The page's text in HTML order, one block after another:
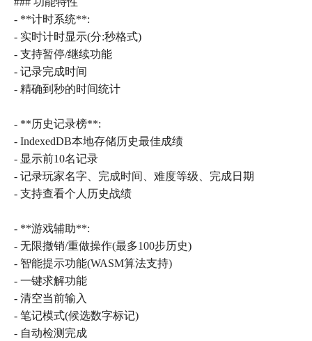
- **计时系统**:
- 实时计时显示(分:秒格式)
- 支持暂停/继续功能
- 记录完成时间
- 精确到秒的时间统计
- **历史记录榜**:
- IndexedDB本地存储历史最佳成绩
- 显示前10名记录
- 记录玩家名字、完成时间、难度等级、完成日期
- 支持查看个人历史战绩
- **游戏辅助**:
- 无限撤销/重做操作(最多100步历史)
- 智能提示功能(WASM算法支持)
- 一键求解功能
- 清空当前输入
- 笔记模式(候选数字标记)
- 自动检测完成